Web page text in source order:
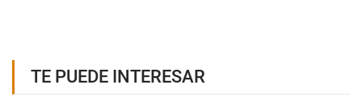
TE PUEDE INTERESAR